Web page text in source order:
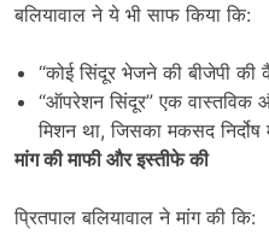
बलियावाल ने ये भी साफ किया कि:
“कोई सिंदूर भेजने की बीजेपी की
“ऑपरेशन सिंदूर” एक वास्तविक
मिशन था, जिसका मकसद
मांग की माफी और इस्तीफे की
प्रितपाल बलियावाल ने मांग की कि: